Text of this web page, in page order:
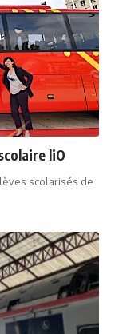
liO
scolarisés de